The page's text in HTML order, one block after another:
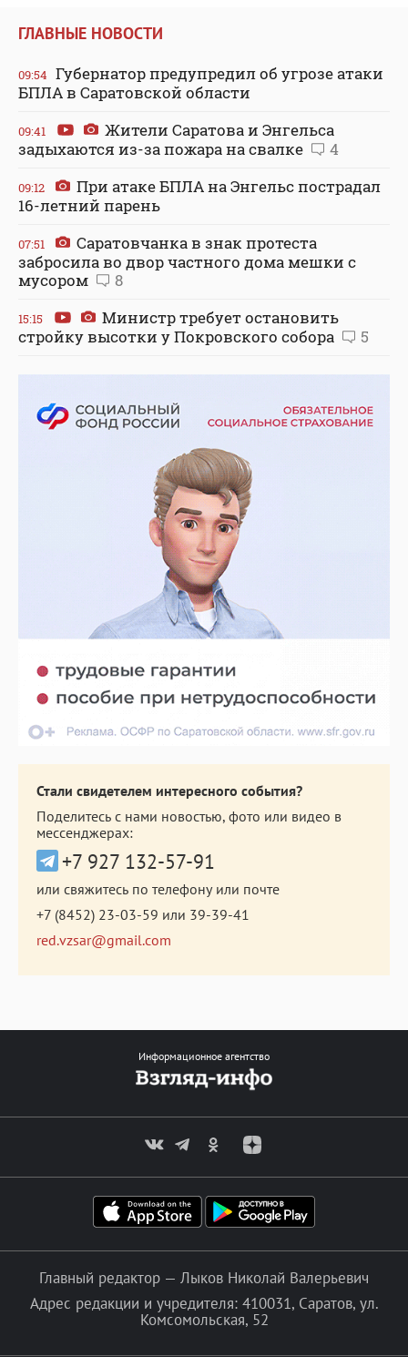
ГЛАВНЫЕ НОВОСТИ
09:54 Губернатор предупредил об угрозе атаки
БПЛА в Саратовской области
09:41
Жители Саратова и Энгельса
задыхаются из-за пожара на свалке
4
09:12
При атаке БПЛА на Энгельс пострадал
16-летний парень
07:51
Саратовчанка в знак протеста
забросила во двор частного дома мешки с
мусором
8
15:15
Министр требует остановить
стройку высотки у Покровского собора
5
Стали свидетелем интересного события?
Поделитесь с нами новостью, фото или видео в
мессенджерах:
+7 927 132-57-91
или свяжитесь по телефону или почте
+7 (8452) 23-03-59 или 39-39-41
red.vzsar@gmail.com
Информационное агентство
Главный редактор — Лыков Николай Валерьевич
Адрес редакции и учредителя: 410031, Саратов, ул.
Комсомольская, 52